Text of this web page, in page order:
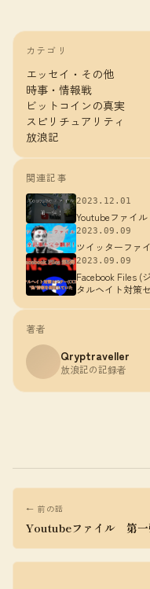
カテゴリ
エッセイ・その他
時事・情報戦
ビットコインの真実
スピリチュアリティ
放浪記
関連記事
2023.12.01
Youtubeファイ
2023.09.09
ツイッターファ
2023.09.09
Facebook Files (
タルヘイト対策
著者
Qryptraveller
放浪記の記録者
← 前の話
Youtubeファイル 第一